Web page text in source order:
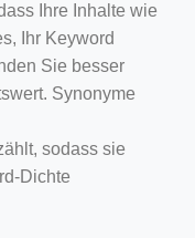
Ihre Inhalte wie
Ihr Keyword
Sie besser
Synonyme
sodass sie
Dichte